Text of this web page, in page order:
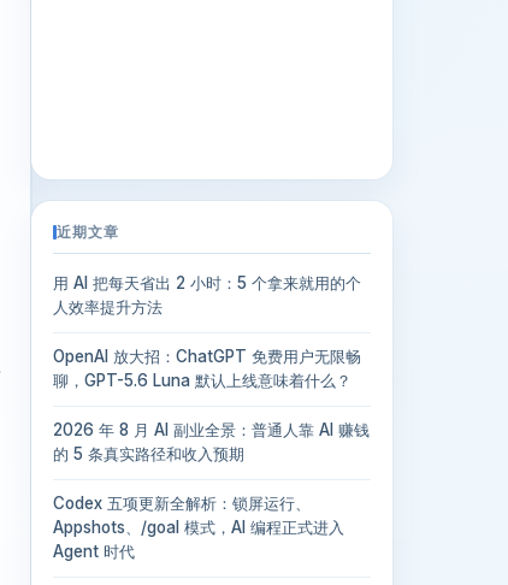
近期文章
用 AI 把每天省出 2 小时：5 个拿来就用的个
人效率提升方法
OpenAI 放大招：ChatGPT 免费用户无限畅
聊，GPT-5.6 Luna 默认上线意味着什么？
2026 年 8 月 AI 副业全景：普通人靠 AI 赚钱
的 5 条真实路径和收入预期
Codex 五项更新全解析：锁屏运行、
Appshots、/goal 模式，AI 编程正式进入
Agent 时代